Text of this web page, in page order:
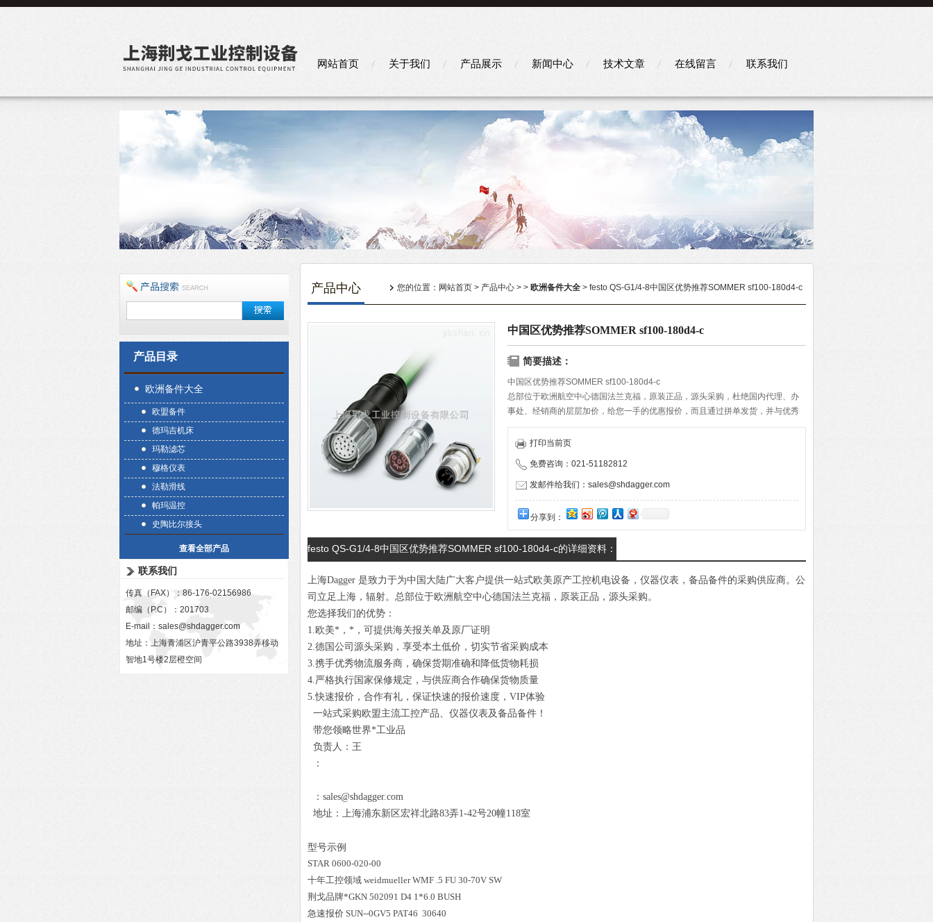
网站首页 关于我们 产品展示 新闻中心 技术文章 在线留言 联系我们
产品目录
欧洲备件大全
欧盟备件
德玛吉机床
玛勒滤芯
穆格仪表
法勒滑线
帕玛温控
史陶比尔接头
查看全部产品
联系我们
传真（FAX）：86-176-02156986
邮编（P.C）：201703
E-mail： sales@shdagger.com
地址：上海青浦区沪青平公路3938弄移动
智地1号楼2层橙空间
产品中心 您的位置： 网站首页 > 产品中心 > > 欧洲备件大全 > festo QS-G1/4-8中国区优势推荐SOMMER sf100-180d4-c
中国区优势推荐SOMMER sf100-180d4-c
简要描述：
中国区优势推荐SOMMER sf100-180d4-c
总部位于欧洲航空中心德国法兰克福，原装正品，源头采购，杜绝国内代理、办
事处、经销商的层层加价，给您一手的优惠报价，而且通过拼单发货，并与优秀
物流服务商携手合作，保证货期的准确与快速，带给客户便捷的购物体验。
打印当前页
免费咨询：021-51182812
发邮件给我们：sales@shdagger.com
分享到：
festo QS-G1/4-8中国区优势推荐SOMMER sf100-180d4-c的详细资料：
上海Dagger 是致力于为中国大陆广大客户提供一站式欧美原产工控机电设备，仪器仪表，备品备件的采购供应商。公
司立足上海，辐射。总部位于欧洲航空中心德国法兰克福，原装正品，源头采购。
您选择我们的优势：
1.欧美*，*，可提供海关报关单及原厂证明
2.德国公司源头采购，享受本土低价，切实节省采购成本
3.携手优秀物流服务商，确保货期准确和降低货物耗损
4.严格执行国家保修规定，与供应商合作确保货物质量
5.快速报价，合作有礼，保证快速的报价速度，VIP体验
一站式采购欧盟主流工控产品、仪器仪表及备品备件！
带您领略世界*工业品
负责人：王
：
：sales@shdagger.com
地址：上海浦东新区宏祥北路83弄1-42号20幢118室
型号示例
STAR 0600-020-00
十年工控领域 weidmueller WMF .5 FU 30-70V SW
荆戈品牌*GKN 502091 D4 1*6.0 BUSH
急速报价 SUN--0GV5 PAT46 30640